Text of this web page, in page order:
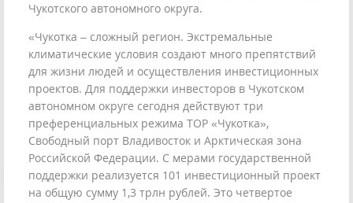
Чукотского автономного округа.
«Чукотка – сложный регион. Экстремальные
климатические условия создают много препятствий
для жизни людей и осуществления инвестиционных
проектов. Для поддержки инвесторов в Чукотском
автономном округе сегодня действуют три
преференциальных режима ТОР «Чукотка»,
Свободный порт Владивосток и Арктическая зона
Российской Федерации. С мерами государственной
поддержки реализуется 101 инвестиционный проект
на общую сумму 1,3 трлн рублей. Это четвертое